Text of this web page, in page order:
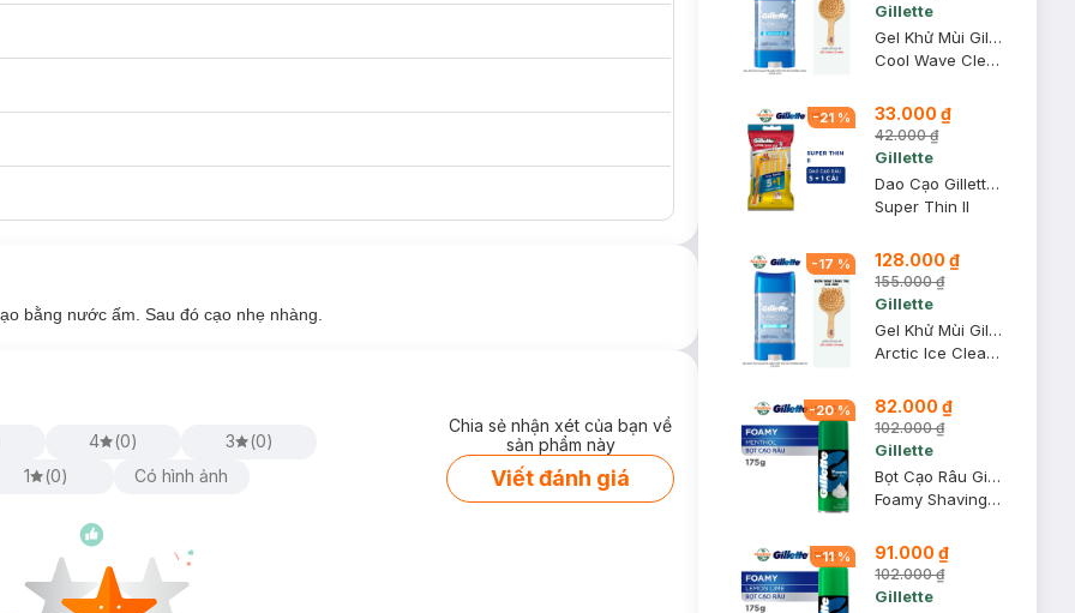
toàn. Đồng thời,Dao Cạo Nữ Daisy Women Daisy Plus Gillettevới hệ thống lưỡi
và cạo sạch hơn. Đặc biệt, sản phẩm với cán cầm dài dễ điều khiển và tiện lợi khi
bằng nước ấm. Sau đó cạo nhẹ nhàng.
4 (0) 3 (0)
1 (0) Có hình ảnh
Chia sẻ nhận xét của bạn về
sản phẩm này
Viết đánh giá
Gillette
Gel Khử Mùi Gillette Giảm Tiết Mồ Hôi Hương Cool Wave 107g
Cool Wave Clear Gel (Hàng Mỹ Nhập Khẩu Chính Hãng)
-21 % 33.000 ₫
42.000 ₫
Gillette
Dao Cạo Gillette Super Thin Cán Vàng (Gói 5 Tặng 1)
Super Thin II
-17 % 128.000 ₫
155.000 ₫
Gillette
Gel Khử Mùi Gillette Giảm Tiết Mồ Hôi Hương Arctic Ice 107g
Arctic Ice Clear Gel (Hàng Mỹ Nhập Khẩu Chính Hãng)
-20% 82.000 ₫
102.000 ₫
Gillette
Bọt Cạo Râu Gillette Hương Bạc Hà 175g
Foamy Shaving Foam #Menthol
-11% 91.000 ₫
102.000 ₫
Gillette